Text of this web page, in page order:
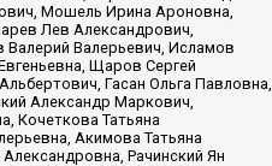
Мошель Ирина Ароновна,
Лев Александрович,
Валерий Валерьевич, Исламов
Щаров Сергей
Гасан Ольга Павловна,
Александр Маркович,
Кочеткова Татьяна
Акимова Татьяна
Рачинский Ян